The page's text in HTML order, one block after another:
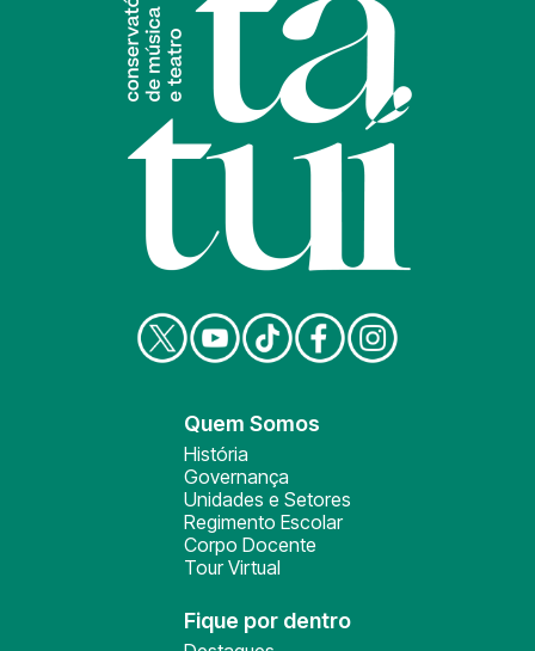
Quem Somos
História
Governança
Unidades e Setores
Regimento Escolar
Corpo Docente
Tour Virtual
Fique por dentro